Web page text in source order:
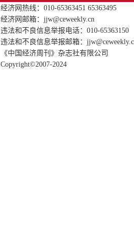
经济网热线：010-65363451 65363495
经济网邮箱：jjw@ceweekly.cn
违法和不良信息举报电话：010-65363150
违法和不良信息举报邮箱：
《中国经济周刊》杂志社有限公司
Copyright©2007-2024